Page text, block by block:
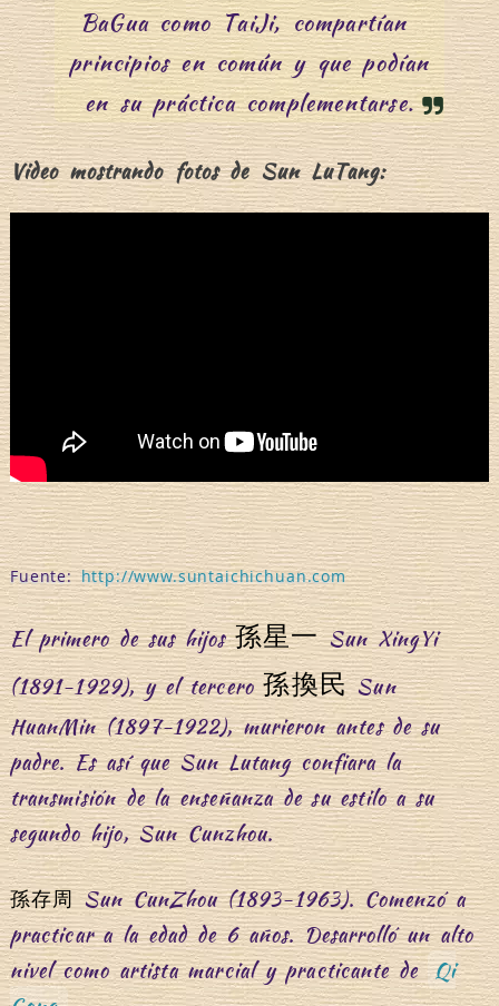
BaGua como TaiJi, compartían
principios en común y que podían
en su práctica complementarse.
Video mostrando fotos de Sun LuTang:
Fuente:http://www.suntaichichuan.com
El primero de sus hijos孫星一Sun XingYi
(1891-1929), y el tercero孫換民Sun
HuanMin (1897-1922), murieron antes de su
padre. Es así que Sun Lutang confiara la
transmisión de la enseñanza de su estilo a su
segundo hijo, Sun Cunzhou.
孫存周 Sun CunZhou (1893-1963). Comenzó a
practicar a la edad de 6 años. Desarrolló un alto
nivel como artista marcial y practicante de Qi